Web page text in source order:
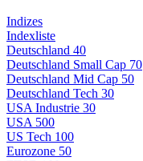
Indizes
Indexliste
Deutschland 40
Deutschland Small Cap 70
Deutschland Mid Cap 50
Deutschland Tech 30
USA Industrie 30
USA 500
US Tech 100
Eurozone 50